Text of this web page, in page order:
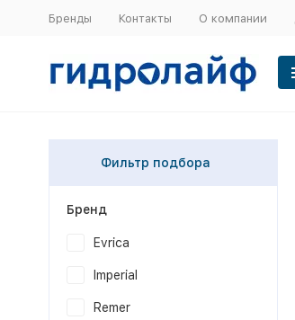
Бренды Контакты О компании
Фильтр подбора
Бренд
Evrica
Imperial
Remer